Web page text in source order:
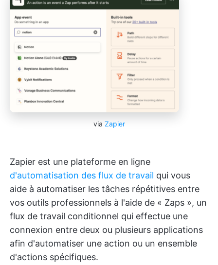
via Zapier
Zapier est une plateforme en ligne
d'automatisation des flux de travail qui vous
aide à automatiser les tâches répétitives entre
vos outils professionnels à l'aide de « Zaps », un
flux de travail conditionnel qui effectue une
connexion entre deux ou plusieurs applications
afin d'automatiser une action ou un ensemble
d'actions spécifiques.